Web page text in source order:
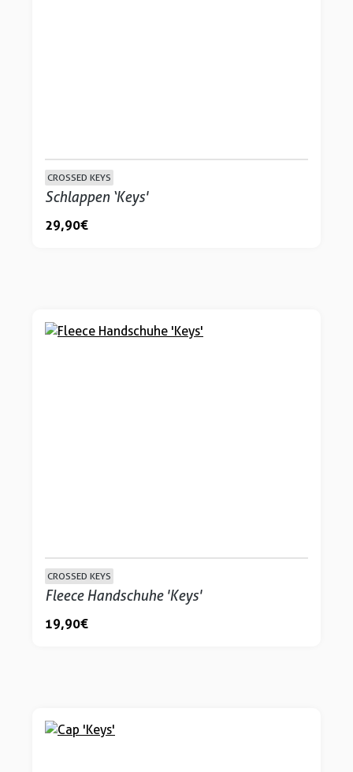
CROSSED KEYS
Schlappen ‘Keys'
29,90 €
CROSSED KEYS
Fleece Handschuhe 'Keys'
19,90 €